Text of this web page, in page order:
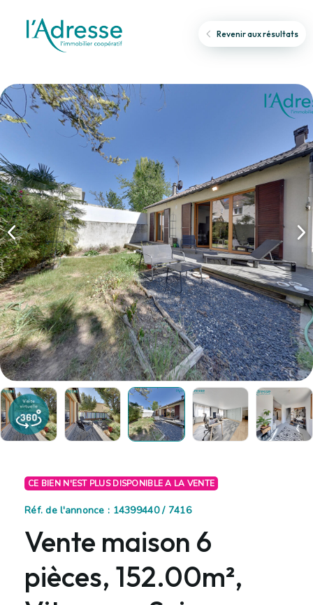
Revenir aux résultats
CE BIEN N'EST PLUS DISPONIBLE A LA VENTE
Réf. de l'annonce : 14399440 / 7416
Vente maison 6
pièces, 152.00m²,